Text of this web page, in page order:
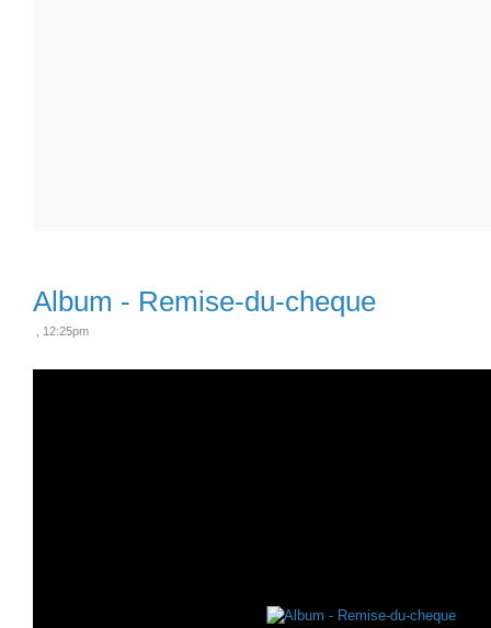
Album - Remise-du-cheque
, 12:25pm